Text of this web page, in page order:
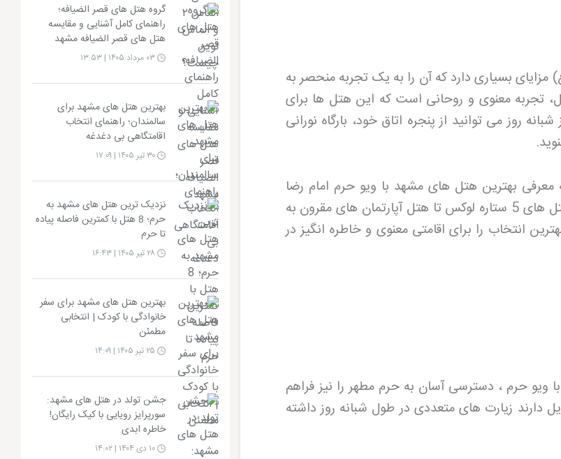
مزایای بسیاری دارد که آن را به یک تجربه منحصر به
تجربه معنوی و روحانی است که این هتل‌ ها برای
روز می‌ توانید از پنجره اتاق خود، بارگاه نورانی
.
معرفی بهترین هتل های مشهد با ویو حرم امام رضا
بپردازیم و شما را با انواع گزینه‌ های اقامتی از هتل‌ های 5 ستاره لوکس تا هتل آپارتمان‌ های مقرون به
انتخاب را برای اقامتی معنوی و خاطره‌ انگیز در
ویو حرم ، دسترسی آسان به حرم مطهر را نیز فراهم
دارند زیارت‌ های متعددی در طول شبانه‌ روز داشته
گروه هتل های قصر الضیافه؛
راهنمای کامل آشنایی و مقایسه
هتل های قصر الضیافه مشهد
۰۳ مرداد ۱۴۰۵ | ۱۳:۵۳
بهترین هتل های مشهد برای
سالمندان؛ راهنمای انتخاب
اقامتگاهی بی دغدغه
۳۰ تیر ۱۴۰۵ | ۱۷:۰۹
نزدیک ترین هتل های مشهد به
حرم؛ 8 هتل با کمترین فاصله پیاده
تا حرم
بهترین هتل های مشهد برای سفر
خانوادگی با کودک | انتخابی
مطمئن
جشن تولد در هتل های مشهد:
سورپرایز رویایی با کیک رایگان!
خاطره ابدی
۱۰ دی ۱۴۰۴ | ۱۴:۰۲